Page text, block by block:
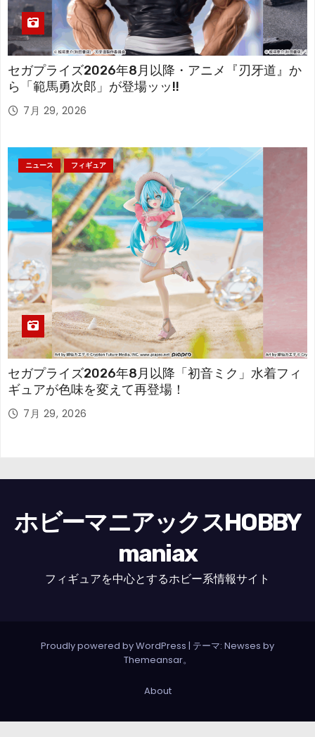
セガプライズ2026年8月以降・アニメ『刃牙道』か
ら「範馬勇次郎」が登場ッッ!!
7月 29, 2026
ニュース フィギュア
セガプライズ2026年8月以降「初音ミク」水着フィ
ギュアが色味を変えて再登場！
7月 29, 2026
ホビーマニアックスHOBBY
maniax
フィギュアを中心とするホビー系情報サイト
Proudly powered by WordPress | テーマ: Newses by
Themeansar。
About